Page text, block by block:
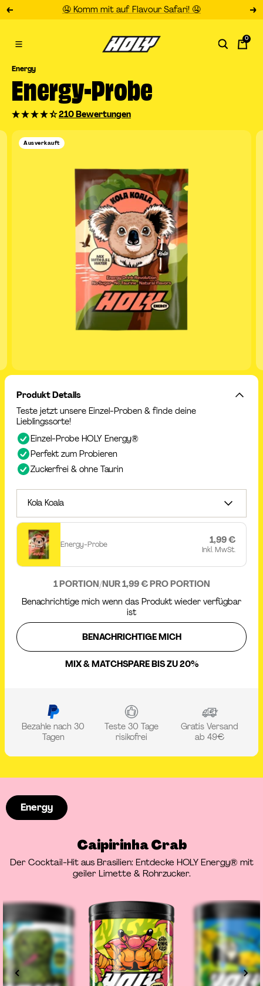
Direkt
zumZurück 🤤 Komm mit auf Flavour Safari! 🤤
Navigation
HOLY
DE
0
Energy
Energy-Probe
210 Bewertungen
Ausverkauft
Produkt Details
Teste jetzt unsere Einzel-Proben & finde deine
Lieblingssorte!
Einzel-Probe HOLY Energy®
Perfekt zum Probieren
Zuckerfrei & ohne Taurin
Kola Koala
Energy-Probe 1,99 €
Inkl. MwSt.
1 PORTION/NUR 1,99 € PRO PORTION
Benachrichtige mich wenn das Produkt wieder verfügbar
ist
BENACHRICHTIGE MICH
MIX & MATCHSPARE BIS ZU 20%
Bezahle nach 30
Tagen
Teste 30 Tage
risikofrei
Gratis Versand
ab 49€
Energy
Caipirinha Crab
Der Cocktail-Hit aus Brasilien: Entdecke HOLY Energy® mit
geiler Limette & Rohrzucker.